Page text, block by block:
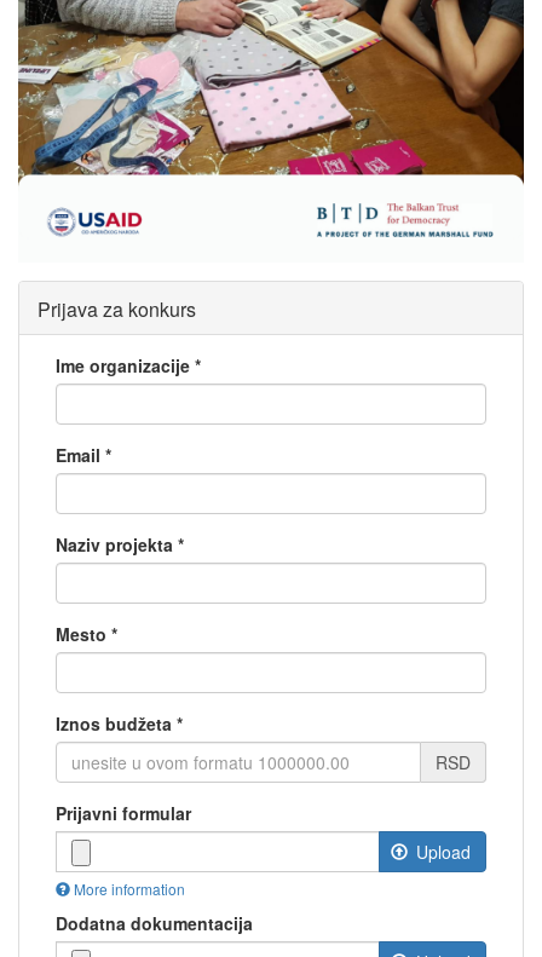
Prijava za konkurs
Ime organizacije *
Email *
Naziv projekta *
Mesto *
Iznos budžeta *
RSD
Prijavni formular
Upload
More information
must
Dodatna dokumentacija